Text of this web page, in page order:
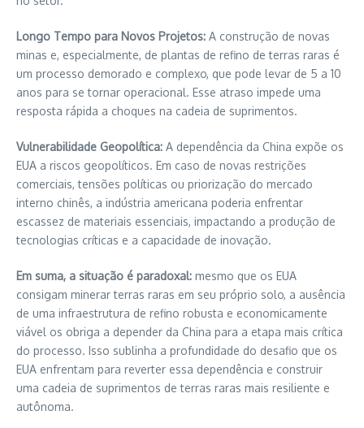
Longo Tempo para Novos Projetos: A construção de novas
minas e, especialmente, de plantas de refino de terras raras é
um processo demorado e complexo, que pode levar de 5 a 10
anos para se tornar operacional. Esse atraso impede uma
resposta rápida a choques na cadeia de suprimentos.
Vulnerabilidade Geopolítica: A dependência da China expõe os
EUA a riscos geopolíticos. Em caso de novas restrições
comerciais, tensões políticas ou priorização do mercado
interno chinês, a indústria americana poderia enfrentar
escassez de materiais essenciais, impactando a produção de
tecnologias críticas e a capacidade de inovação.
Em suma, a situação é paradoxal: mesmo que os EUA
consigam minerar terras raras em seu próprio solo, a ausência
de uma infraestrutura de refino robusta e economicamente
viável os obriga a depender da China para a etapa mais crítica
do processo. Isso sublinha a profundidade do desafio que os
EUA enfrentam para reverter essa dependência e construir
uma cadeia de suprimentos de terras raras mais resiliente e
autônoma.